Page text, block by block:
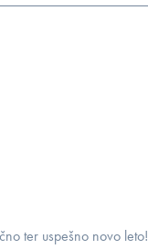
ter uspešno novo leto!